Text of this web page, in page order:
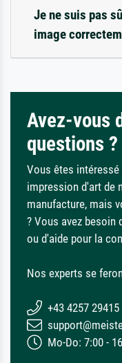
Je ne suis pas
image
Avez-vous
questions ?
Vous êtes intéressé
impression d'art de
manufacture, mais
? Vous avez besoin
ou d'aide pour la
Nos experts se
+43 4257 29415
Mo-Do: 7:00 -